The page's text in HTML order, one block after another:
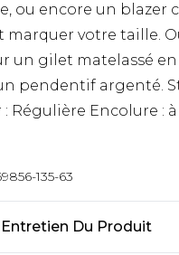
ou encore un blazer
marquer votre taille.
un gilet matelassé
pendentif argenté.
Régulière Encolure :
135-63
Du Produit